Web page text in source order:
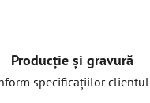
Producție și gravură
specificațiilor